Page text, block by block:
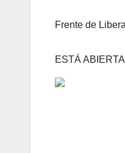
Frente de
ESTÁ